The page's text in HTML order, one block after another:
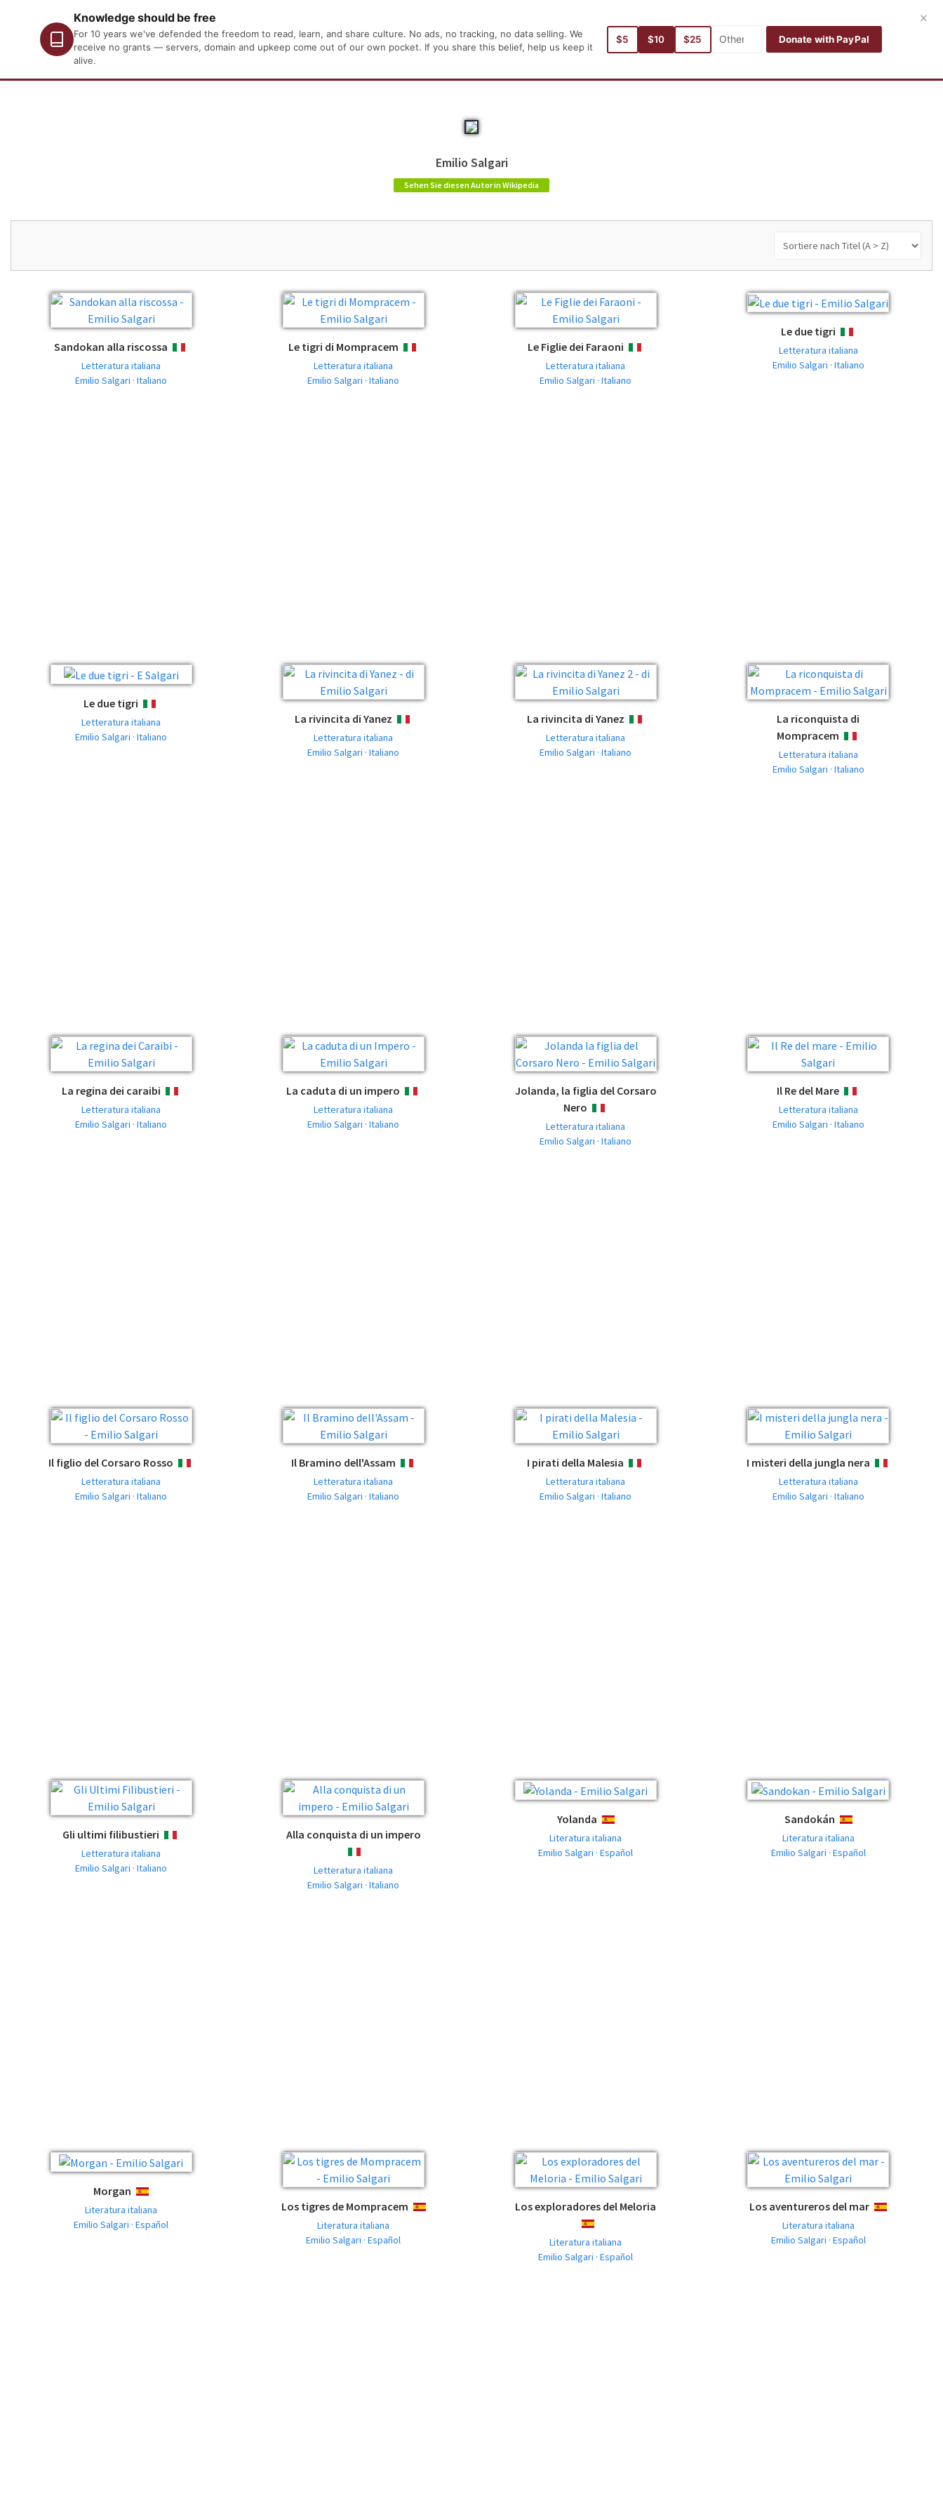
Deutsch
Hauptseite Autoren Kategorien Sprachen Suche Meine Bücher
Knowledge should be free
For 10 years we've defended the freedom to read, learn, and share culture. No ads, no tracking, no data selling. We
receive no grants — servers, domain and upkeep come out of our own pocket. If you share this belief, help us keep it
alive.
$5 $10 $25 Donate with PayPal
×
Emilio Salgari
Sehen Sie diesen Autor in Wikipedia
Sandokan alla riscossa
Letteratura italiana
Emilio Salgari · Italiano
Le tigri di Mompracem
Letteratura italiana
Emilio Salgari · Italiano
Le Figlie dei Faraoni
Letteratura italiana
Emilio Salgari · Italiano
Le due tigri
Letteratura italiana
Emilio Salgari · Italiano
Le due tigri
Letteratura italiana
Emilio Salgari · Italiano
La rivincita di Yanez
Letteratura italiana
Emilio Salgari · Italiano
La rivincita di Yanez
Letteratura italiana
Emilio Salgari · Italiano
La riconquista di
Mompracem
Letteratura italiana
Emilio Salgari · Italiano
La regina dei caraibi
Letteratura italiana
Emilio Salgari · Italiano
La caduta di un impero
Letteratura italiana
Emilio Salgari · Italiano
Jolanda, la figlia del Corsaro
Nero
Letteratura italiana
Emilio Salgari · Italiano
Il Re del Mare
Letteratura italiana
Emilio Salgari · Italiano
Il figlio del Corsaro Rosso
Letteratura italiana
Emilio Salgari · Italiano
Il Bramino dell'Assam
Letteratura italiana
Emilio Salgari · Italiano
I pirati della Malesia
Letteratura italiana
Emilio Salgari · Italiano
I misteri della jungla nera
Letteratura italiana
Emilio Salgari · Italiano
Gli ultimi filibustieri
Letteratura italiana
Emilio Salgari · Italiano
Alla conquista di un impero
Letteratura italiana
Emilio Salgari · Italiano
Yolanda ESPAÑOL
Literatura italiana
Emilio Salgari · Español
Sandokán ESPAÑOL
Literatura italiana
Emilio Salgari · Español
Morgan ESPAÑOL
Literatura italiana
Emilio Salgari · Español
Los tigres de Mompracem ESPAÑOL
Literatura italiana
Emilio Salgari · Español
Los exploradores del Meloria
ESPAÑOL
Literatura italiana
Emilio Salgari · Español
Los aventureros del mar ESPAÑOL
Literatura italiana
Emilio Salgari · Español